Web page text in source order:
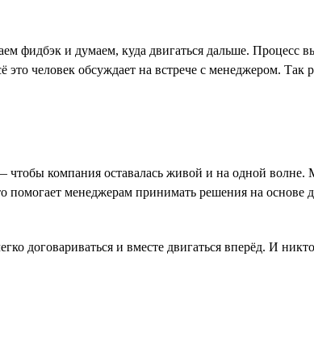
и думаем, куда двигаться дальше. Процесс
человек обсуждает на встрече с менеджером. Так
чтобы компания оставалась живой и на одной
помогает менеджерам принимать решения на
договариваться и вместе двигаться вперёд. И